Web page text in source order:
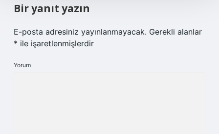
Bir yanıt yazın
E-posta adresiniz yayınlanmayacak. Gerekli alanlar
* ile işaretlenmişlerdir
Yorum